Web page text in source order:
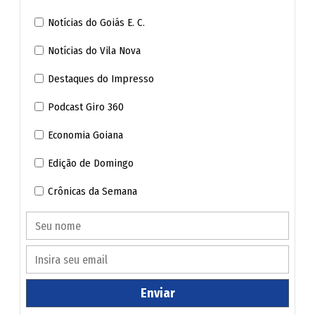
Homenagem
Em homenagem ao pai, um dos filhos, também artista
plástico com atuação nos Estados Unidos, Murah Lemos,
Notícias do Goiás E. C.
Notícias do Vila Nova
Destaques do Impresso
Podcast Giro 360
Economia Goiana
Edição de Domingo
Crônicas da Semana
Enviar